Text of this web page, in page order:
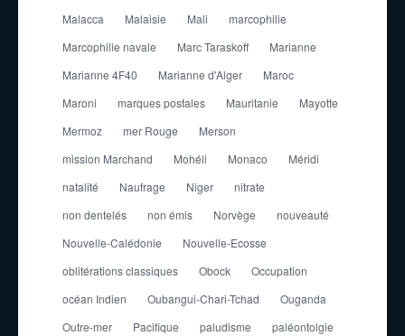
Malacca Malaisie Mali
marcophilie
Marcophilie navale
Marc Taraskoff
Marianne
Marianne 4F40
Marianne d'Alger
Maroc
Maroni
marques postales Mauritanie
Mayotte
Mermoz
mer Rouge
Merson
mission Marchand
Mohéli Monaco
Méridi
natalité
Naufrage Niger
nitrate
non dentelés
non émis Norvège
nouveauté
Nouvelle-Calédonie
Nouvelle-Ecosse
oblitérations classiques
Obock
Occupation
océan Indien
Oubangui-Chari-Tchad
Ouganda
Outre-mer
Pacifique paludisme
paléontolgie